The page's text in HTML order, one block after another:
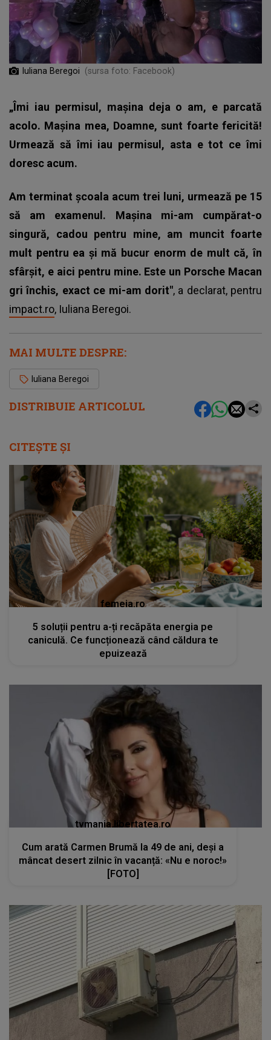
DISTRIBUIE ARTICOLUL
Iuliana Beregoi (sursa foto: Facebook)
„Îmi iau permisul, mașina deja o am, e parcată
acolo. Mașina mea, Doamne, sunt foarte fericită!
Urmează să îmi iau permisul, asta e tot ce îmi
doresc acum.
Am terminat școala acum trei luni, urmează pe 15
să am examenul. Mașina mi-am cumpărat-o
singură, cadou pentru mine, am muncit foarte
mult pentru ea și mă bucur enorm de mult că, în
sfârșit, e aici pentru mine. Este un Porsche Macan
gri închis, exact ce mi-am dorit", a declarat, pentru
impact.ro, Iuliana Beregoi.
MAI MULTE DESPRE:
Iuliana Beregoi
CITEȘTE ȘI
femeia.ro
5 soluții pentru a-ți recăpăta energia pe
caniculă. Ce funcționează când căldura te
epuizează
tvmania.libertatea.ro
Cum arată Carmen Brumă la 49 de ani, deși a
mâncat desert zilnic în vacanță: «Nu e noroc!»
[FOTO]